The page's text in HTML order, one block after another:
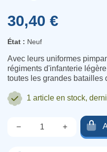
30,40 €
État : Neuf
Avec leurs uniformes
régiments d'infanterie
toutes les grandes batailles
1 article en stock,
− +